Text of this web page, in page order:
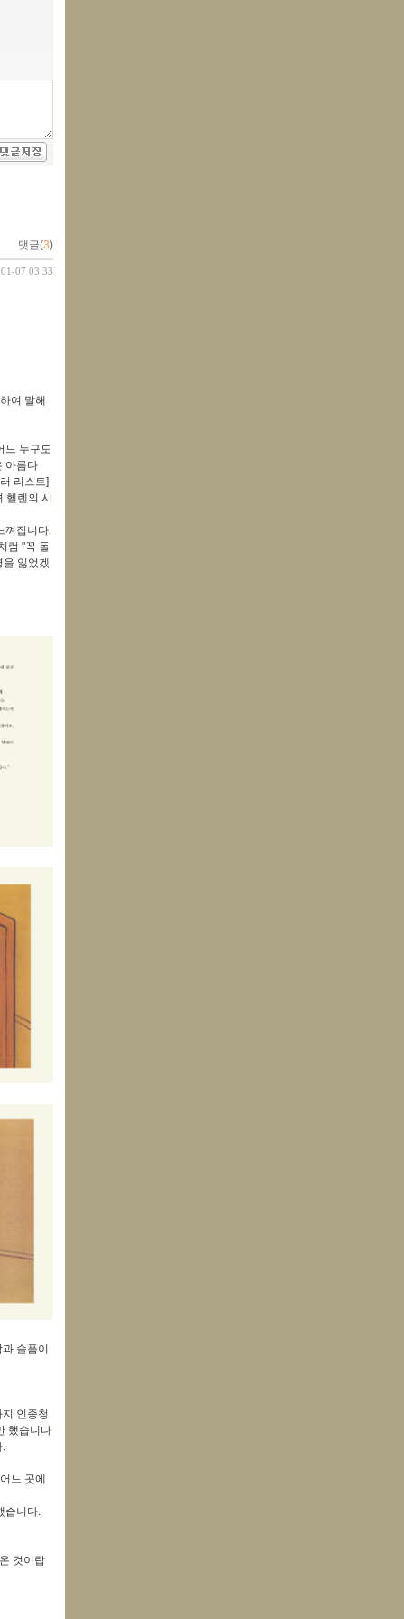
댓글(3)
07 03:33
여 말해
느 누구도
아름다
리스트]
렌의 시
껴집니다.
럼 "꼭 돌
을 잃었겠
슬픔이
인종청
했습니다
느 곳에
습니다.
것이랍